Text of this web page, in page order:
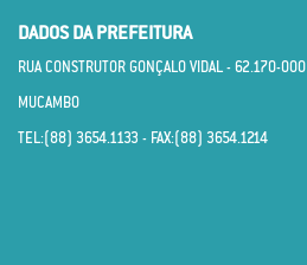
DADOS DA PREFEITURA
RUA CONSTRUTOR GONÇALO VIDAL - 62.170­-000
MUCAMBO
TEL:(88) 3654.1133 - FAX:(88) 3654.1214